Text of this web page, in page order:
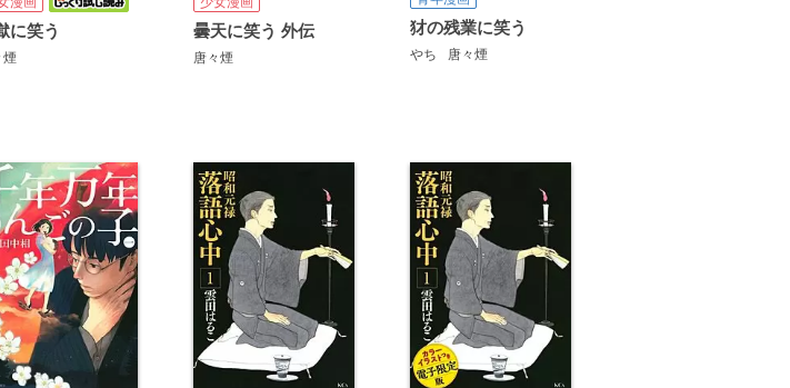
に笑う
煙
曇天に笑う 外伝
唐々煙
犲の残業に笑う
やち 唐々煙